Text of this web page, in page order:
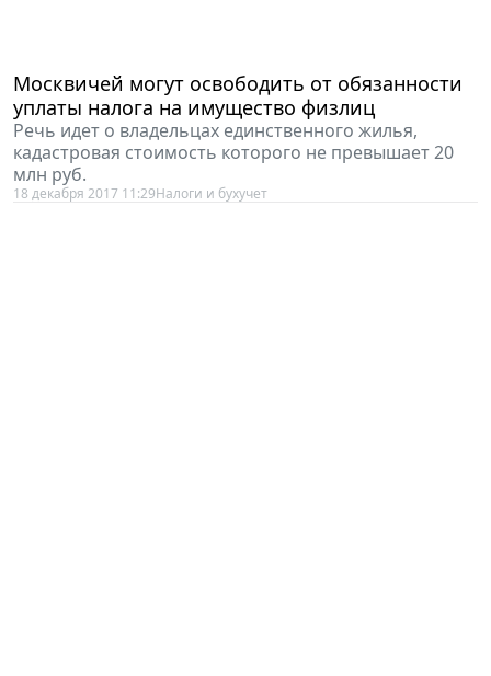
Москвичей могут освободить от обязанности
уплаты налога на имущество физлиц
Речь идет о владельцах единственного жилья,
кадастровая стоимость которого не превышает 20
млн руб.
18 декабря 2017 11:29Налоги и бухучет